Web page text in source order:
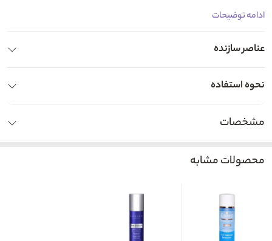
ادامه توضیحات
عناصر سازنده
نحوه استفاده
مشخصات
محصولات مشابه